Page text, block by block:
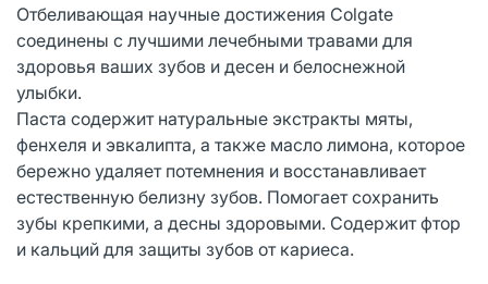
Отбеливающая научные достижения Colgate
соединены с лучшими лечебными травами для
здоровья ваших зубов и десен и белоснежной
улыбки.
Паста содержит натуральные экстракты мяты,
фенхеля и эвкалипта, а также масло лимона, которое
бережно удаляет потемнения и восстанавливает
естественную белизну зубов. Помогает сохранить
зубы крепкими, а десны здоровыми. Содержит фтор
и кальций для защиты зубов от кариеса.